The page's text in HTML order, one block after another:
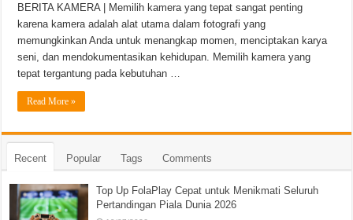
BERITA KAMERA | Memilih kamera yang tepat sangat penting
karena kamera adalah alat utama dalam fotografi yang
memungkinkan Anda untuk menangkap momen, menciptakan karya
seni, dan mendokumentasikan kehidupan. Memilih kamera yang
tepat tergantung pada kebutuhan …
Read More »
Recent Popular Tags Comments
Top Up FolaPlay Cepat untuk Menikmati Seluruh
Pertandingan Piala Dunia 2026